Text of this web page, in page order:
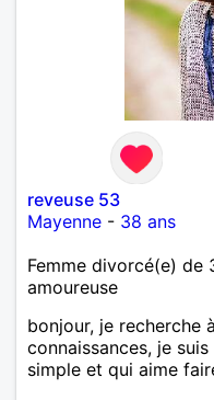
reveuse 53
Mayenne - 38 ans
Femme divorcé(e) de
amoureuse
bonjour, je recherche
connaissances, je
simple et qui aime